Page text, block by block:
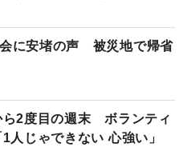
に安堵の声 被災地で帰省
ら2度目の週末 ボランティ
人じゃできない 心強い」